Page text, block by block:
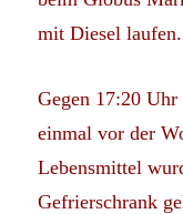
mit Diesel laufen.
Gegen 17:20
einmal vor der
Lebensmittel
Gefrierschrank